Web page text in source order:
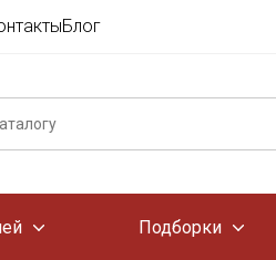
Блог
Подборки